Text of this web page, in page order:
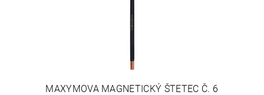
MAXYMOVA MAGNETICKÝ ŠTETEC Č. 6